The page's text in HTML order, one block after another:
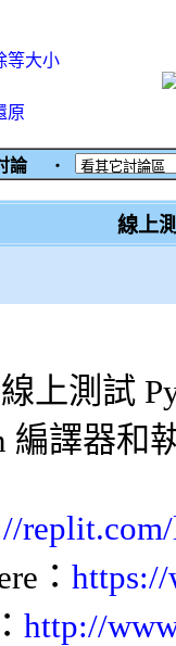
等大小
原
論 ‧
線上
上測試
編譯器和
： https://
http://